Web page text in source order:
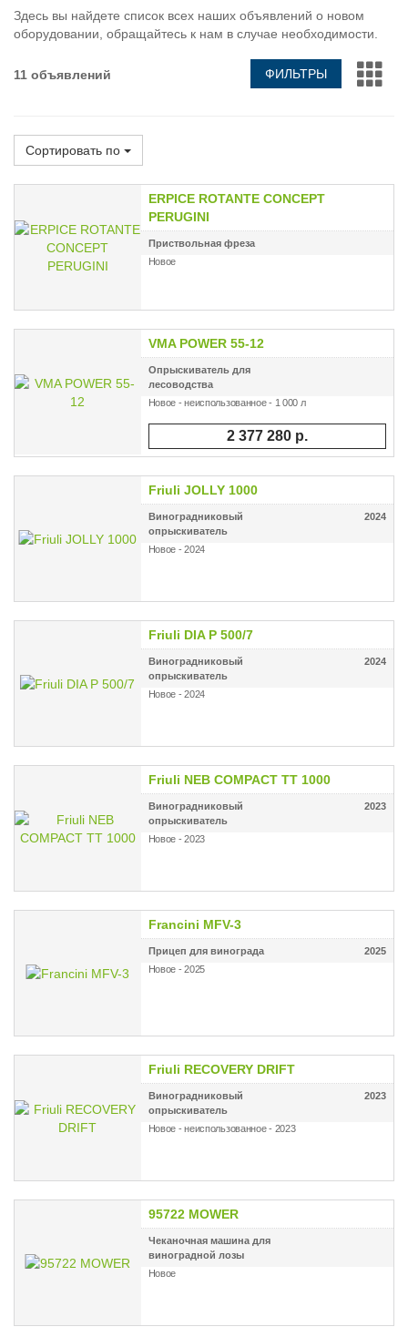
Здесь вы найдете список всех наших объявлений о новом
оборудовании, обращайтесь к нам в случае необходимости.
11 объявлений ФИЛЬТРЫ
Сортировать по
ERPICE ROTANTE CONCEPT
PERUGINI
Приствольная фреза
Новое
VMA POWER 55-12
Опрыскиватель для
лесоводства
Новое - неиспользованное - 1 000 л
2 377 280 p.
Friuli JOLLY 1000
Виноградниковый
опрыскиватель
2024
Новое - 2024
Friuli DIA P 500/7
Виноградниковый
опрыскиватель
2024
Новое - 2024
Friuli NEB COMPACT TT 1000
Виноградниковый
опрыскиватель
2023
Новое - 2023
Francini MFV-3
Прицеп для винограда
2025
Новое - 2025
Friuli RECOVERY DRIFT
Виноградниковый
опрыскиватель
2023
Новое - неиспользованное - 2023
95722 MOWER
Чеканочная машина для
виноградной лозы
Новое